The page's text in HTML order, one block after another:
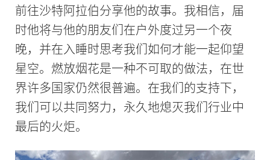
前往沙特阿拉伯分享他的故事。我相信，届
时他将与他的朋友们在户外度过另一个夜
晚，并在入睡时思考我们如何才能一起仰望
星空。燃放烟花是一种不可取的做法，在世
界许多国家仍然很普遍。在我们的支持下，
我们可以共同努力，永久地熄灭我们行业中
最后的火炬。